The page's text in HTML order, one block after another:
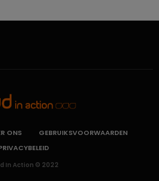
ONS
GEBRUIKSVOORWAARDEN
In Action © 2022